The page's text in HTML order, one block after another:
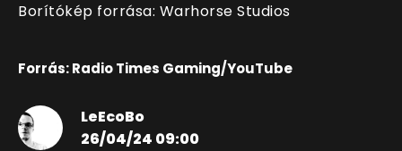
Borítókép forrása: Warhorse Studios
Forrás: Radio Times Gaming/YouTube
LeEcoBo
26/04/24 09:00